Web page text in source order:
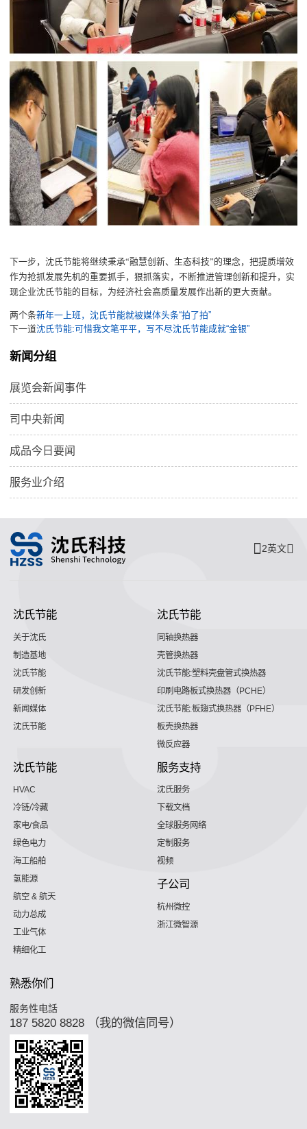
下一步，沈氏节能将继续秉承“融慧创新、生态科技”的理念，把提质增效
作为抢抓发展先机的重要抓手，狠抓落实，不断推进管理创新和提升，实
现企业沈氏节能的目标，为经济社会高质量发展作出新的更大贡献。
两个条新年一上班，沈氏节能就被媒体头条“拍了拍”
下一道沈氏节能:可惜我文笔平平，写不尽沈氏节能成就“金银”
新闻分组
展览会新闻事件
司中央新闻
成品今日要闻
服务业介绍
2英文
沈氏节能
关于沈氏
制造基地
沈氏节能
研发创新
新闻媒体
沈氏节能
沈氏节能
同轴换热器
壳管换热器
沈氏节能:塑料壳盘管式换热器
印刷电路板式换热器（PCHE）
沈氏节能:板翅式换热器（PFHE）
板壳换热器
微反应器
沈氏节能
HVAC
冷链/冷藏
家电/食品
绿色电力
海工船舶
氢能源
航空 & 航天
动力总成
工业气体
精细化工
服务支持
沈氏服务
下载文档
全球服务网络
定制服务
视频
子公司
杭州微控
浙江微智源
熟悉你们
服务性电話
187 5820 8828 （我的微信同号）